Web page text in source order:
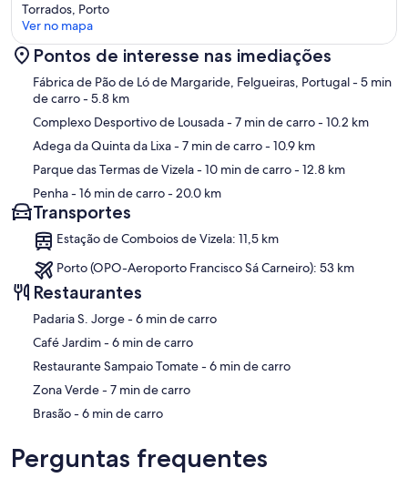
Mapa
Torrados, Porto
Ver no mapa
Pontos de interesse nas imediações
Fábrica de Pão de Ló de Margaride, Felgueiras, Portugal- 5 min
de carro- 5.8 km
Complexo Desportivo de Lousada- 7 min de carro- 10.2 km
Adega da Quinta da Lixa- 7 min de carro- 10.9 km
Parque das Termas de Vizela- 10 min de carro- 12.8 km
Penha- 16 min de carro- 20.0 km
Transportes
Estação de Comboios de Vizela: 11,5 km
Porto (OPO-Aeroporto Francisco Sá Carneiro): 53 km
Restaurantes
‪Padaria S. Jorge - ‬6 min de carro
‪Café Jardim - ‬6 min de carro
‪Restaurante Sampaio Tomate - ‬6 min de carro
‪Zona Verde - ‬7 min de carro
‪Brasão - ‬6 min de carro
Perguntas frequentes